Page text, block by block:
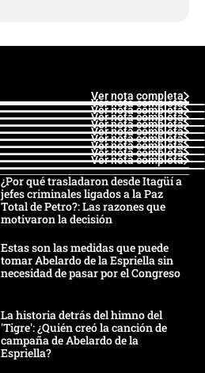
Ver nota completa
Ver nota completa
Ver nota completa
Ver nota completa
Ver nota completa
Ver nota completa
Ver nota completa
Ver nota completa
Ver nota completa
Ver nota completa
¿Por qué trasladaron desde Itagüí a
jefes criminales ligados a la Paz
Total de Petro?: Las razones que
motivaron la decisión
Estas son las medidas que puede
tomar Abelardo de la Espriella sin
necesidad de pasar por el Congreso
La historia detrás del himno del
'Tigre': ¿Quién creó la canción de
campaña de Abelardo de la
Espriella?